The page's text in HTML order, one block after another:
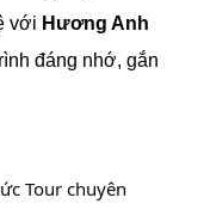
với Hương Anh
đáng nhớ, gắn
Tour chuyên